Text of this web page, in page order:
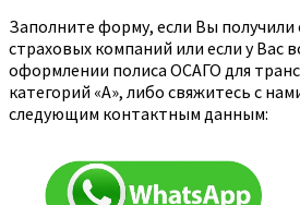
Заполните форму, если Вы получили
страховых компаний или если у Вас
оформлении полиса ОСАГО для
категорий «A», либо свяжитесь с
следующим контактным данным: